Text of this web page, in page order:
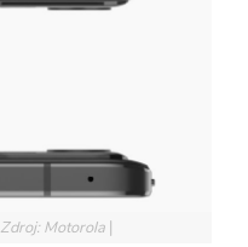
Zdroj: Motorola